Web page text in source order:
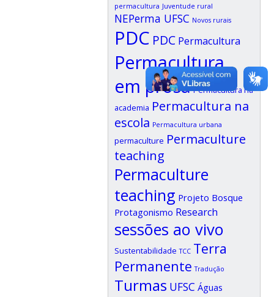
permacultura Juventude rural
NEPerma UFSC Novos rurais
PDC PDC Permacultura
Permacultura
em prosa Permacultura na
academia Permacultura na
escola Permacultura urbana
permaculture Permaculture
teaching
Permaculture
teaching Projeto Bosque
Protagonismo Research
sessões ao vivo
Sustentabilidade TCC Terra
Permanente Tradução
Turmas UFSC Águas